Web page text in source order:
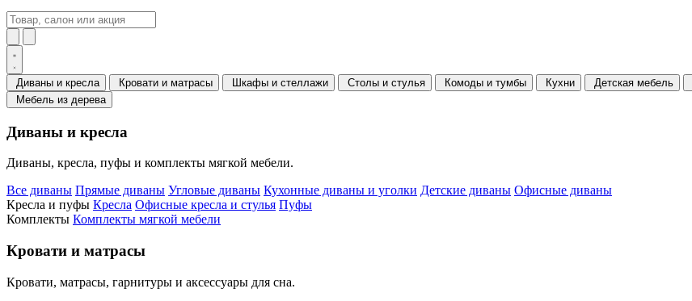
Диваны и кресла Кровати и матрасы Шкафы и стеллажи Столы и стулья Комоды и тумбы Кухни Детская мебель
Мебель из дерева
Диваны и кресла
Диваны, кресла, пуфы и комплекты мягкой мебели.
Все диваны Прямые диваны Угловые диваны Кухонные диваны и уголки Детские диваны Офисные диваны
Кресла и пуфы Кресла Офисные кресла и стулья Пуфы
Комплекты Комплекты мягкой мебели
Кровати и матрасы
Кровати, матрасы, гарнитуры и аксессуары для сна.